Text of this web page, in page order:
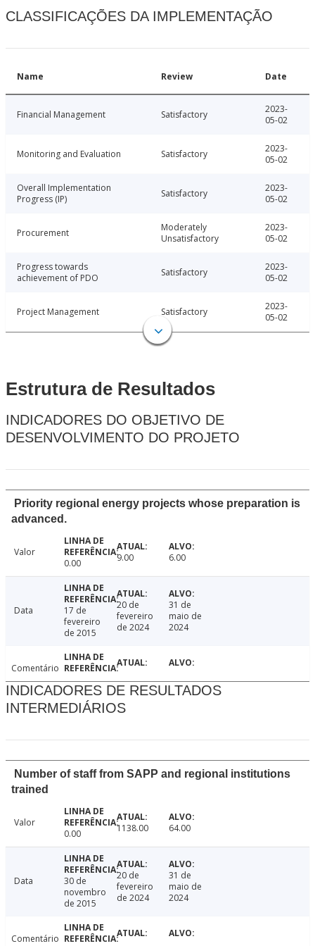
CLASSIFICAÇÕES DA IMPLEMENTAÇÃO
Name Review Date
Financial Management Satisfactory
2023-
05-02
Monitoring and Evaluation Satisfactory
2023-
05-02
Overall Implementation
Progress (IP)
Satisfactory
2023-
05-02
Procurement
Moderately
Unsatisfactory
2023-
05-02
Progress towards
achievement of PDO
Satisfactory
2023-
05-02
Project Management Satisfactory
2023-
05-02
Estrutura de Resultados
INDICADORES DO OBJETIVO DE
DESENVOLVIMENTO DO PROJETO
Priority regional energy projects whose preparation is
advanced.
Valor
0.00
9.00 6.00
Data
17 de
fevereiro
de 2015
20 de
fevereiro
de 2024
31 de
maio de
2024
Comentário
INDICADORES DE RESULTADOS
INTERMEDIÁRIOS
Number of staff from SAPP and regional institutions
trained
Valor
0.00
1138.00 64.00
Data
30 de
novembro
de 2015
20 de
fevereiro
de 2024
31 de
maio de
2024
Comentário